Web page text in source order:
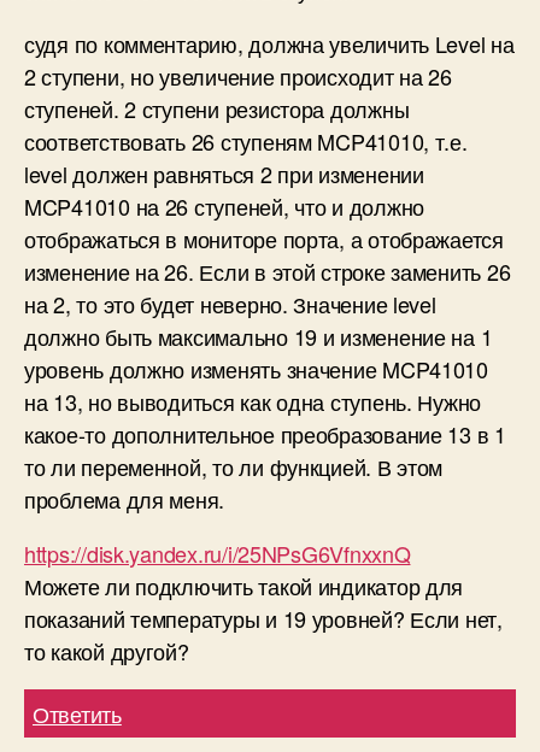
судя по комментарию, должна увеличить Level на
2 ступени, но увеличение происходит на 26
ступеней. 2 ступени резистора должны
соответствовать 26 ступеням MCP41010, т.е.
level должен равняться 2 при изменении
MCP41010 на 26 ступеней, что и должно
отображаться в мониторе порта, а отображается
изменение на 26. Если в этой строке заменить 26
на 2, то это будет неверно. Значение level
должно быть максимально 19 и изменение на 1
уровень должно изменять значение MCP41010
на 13, но выводиться как одна ступень. Нужно
какое-то дополнительное преобразование 13 в 1
то ли переменной, то ли функцией. В этом
проблема для меня.
https://disk.yandex.ru/i/25NPsG6VfnxxnQ
Можете ли подключить такой индикатор для
показаний температуры и 19 уровней? Если нет,
то какой другой?
Ответить